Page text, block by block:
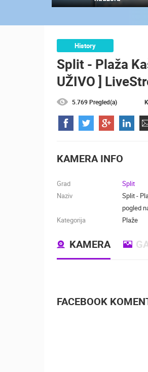
History
Split - Plaža
UŽIVO ]
5.769 Pregled(a)
KAMERA INFO
Grad
Split
Naziv
Split -
pogled
Kategorija
Plaže
KAMERA
FACEBOOK